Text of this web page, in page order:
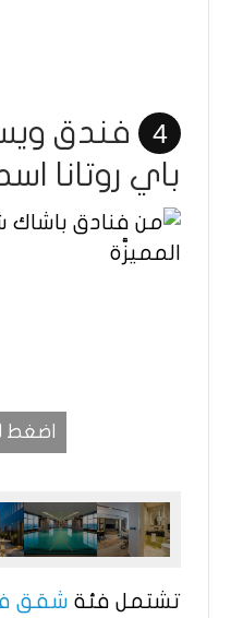
4
فندق
باي روتانا
اضغط
تشتمل فئة شقق